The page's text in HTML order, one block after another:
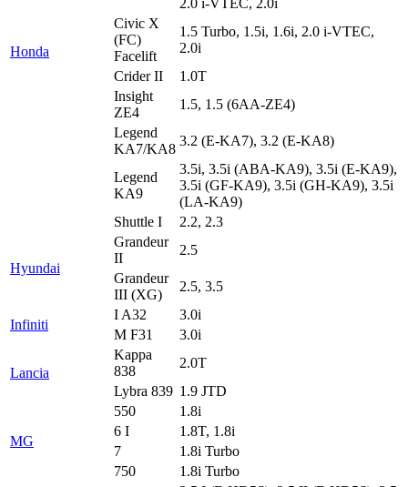
Honda
Civic X
(FC)
Facelift
1.5 Turbo, 1.5i, 1.6i, 2.0 i-VTEC,
2.0i
Crider II
1.0T
Insight
ZE4
1.5, 1.5 (6AA-ZE4)
Legend
KA7/KA8
3.2 (E-KA7), 3.2 (E-KA8)
Legend
KA9
3.5i, 3.5i (ABA-KA9), 3.5i (E-KA9),
3.5i (GF-KA9), 3.5i (GH-KA9), 3.5i
(LA-KA9)
Shuttle I
2.2, 2.3
Hyundai
Grandeur
II
2.5
Grandeur
III (XG)
2.5, 3.5
Infiniti
I A32
3.0i
M F31
3.0i
Lancia
Kappa
838
2.0T
Lybra 839 1.9 JTD
MG
550
1.8i
6 I
1.8T, 1.8i
7
1.8i Turbo
750
1.8i Turbo